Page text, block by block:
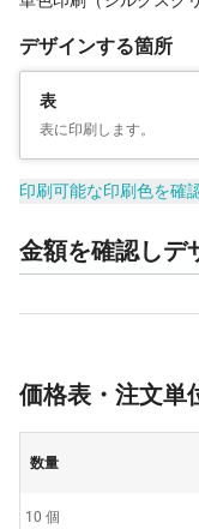
デザインする箇所
表
表に印刷します。
印刷可能な印刷色を確
金額を確認しデ
価格表・注文単
数量
10 個